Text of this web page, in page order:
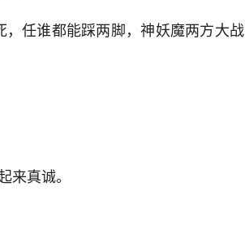
任谁都能踩两脚，神妖魔两方大战
真诚。